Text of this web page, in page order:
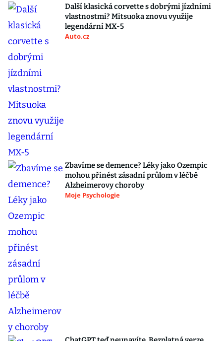
Další klasická corvette s dobrými jízdními
vlastnostmi? Mitsuoka znovu využije
legendární MX-5
Auto.cz
Zbavíme se demence? Léky jako Ozempic
mohou přinést zásadní průlom v léčbě
Alzheimerovy choroby
Moje Psychologie